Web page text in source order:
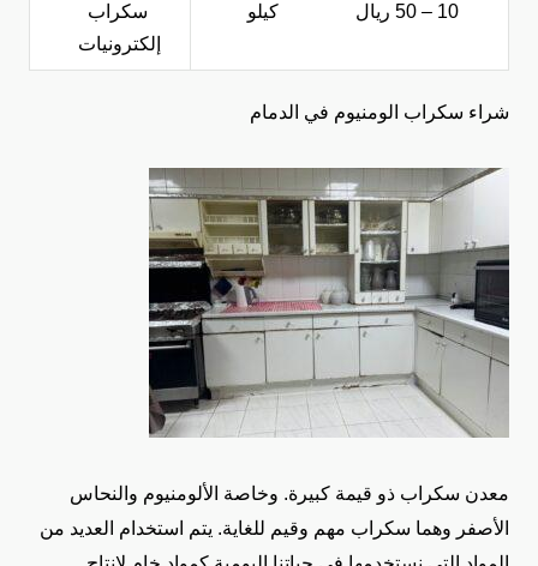
10 – 50 ريال كيلو
سكراب
إلكترونيات
شراء سكراب الومنيوم في الدمام
معدن سكراب ذو قيمة كبيرة. وخاصة الألومنيوم والنحاس
الأصفر وهما سكراب مهم وقيم للغاية. يتم استخدام العديد من